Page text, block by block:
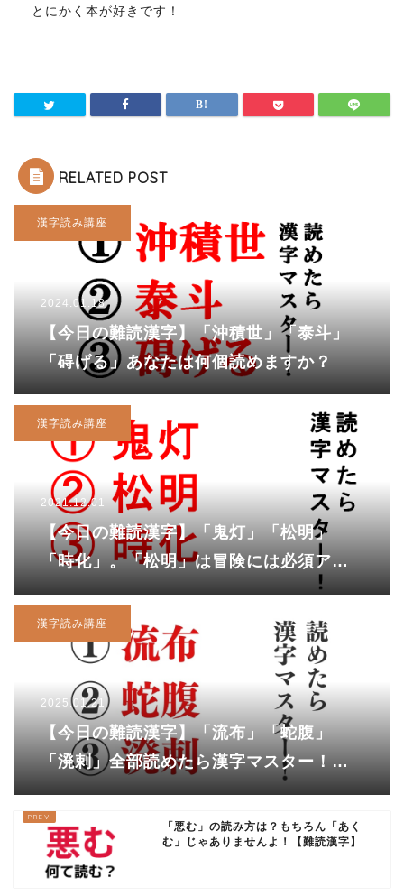
とにかく本が好きです！
RELATED POST
漢字読み講座
2024.01.18
【今日の難読漢字】「沖積世」「泰斗」
「碍げる」あなたは何個読めますか？
漢字読み講座
2021.12.01
【今日の難読漢字】「鬼灯」「松明」
「時化」。「松明」は冒険には必須アイ
テム！！
漢字読み講座
2025.01.21
【今日の難読漢字】「流布」「蛇腹」
「溌剌」全部読めたら漢字マスター！
「溌剌」を「はっし」と読んだら…！？
「悪む」の読み方は？もちろん「あく
む」じゃありませんよ！【難読漢字】